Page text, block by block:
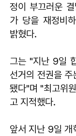
정이 부끄러운
가 당을 재정비
밝혔다.
그는 "지난 9일
선거의 전권을
됐다"며 "최고위
고 지적했다.
앞서 지난 9일 개